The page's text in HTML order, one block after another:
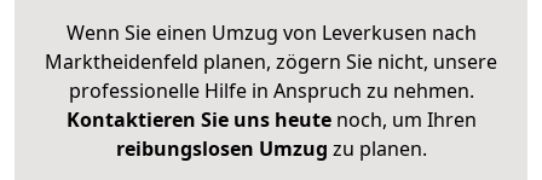
Wenn Sie einen Umzug von Leverkusen nach
Marktheidenfeld planen, zögern Sie nicht, unsere
professionelle Hilfe in Anspruch zu nehmen.
Kontaktieren Sie uns heutenoch, um Ihren
reibungslosen Umzug zu planen.